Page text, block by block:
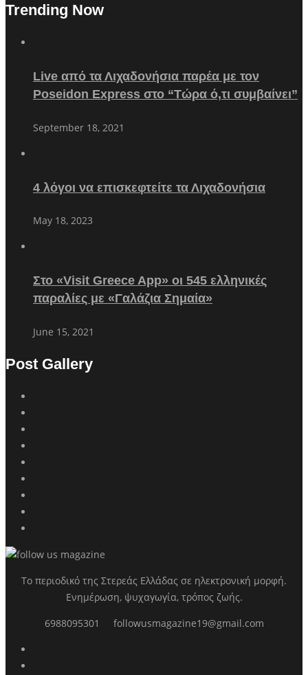
Trending Now
Live από τα Λιχαδονήσια παρέα με τον
Poseidon Express στο “Τώρα ό,τι συμβαίνει”
September 18, 2021
4 λόγοι να επισκεφτείτε τα Λιχαδονήσια
May 18, 2023
Στο «Visit Greece App» οι 545 ελληνικές
παραλίες με «Γαλάζια Σημαία»
June 15, 2021
Post Gallery
Το περιοδικό της Στερεάς Ελλάδας σε ηλεκτρονική μορφή.
Ενημέρωση, ψυχαγωγία, τρόπος ζωής.
6988095301 followusmagazine19@gmail.com